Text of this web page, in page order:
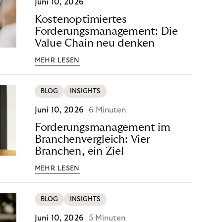
Juni 10, 2026
Kostenoptimiertes
Forderungsmanagement: Die
Value Chain neu denken
MEHR LESEN
BLOG INSIGHTS
Juni 10, 2026 6 Minuten
Forderungsmanagement im
Branchenvergleich: Vier
Branchen, ein Ziel
MEHR LESEN
BLOG INSIGHTS
Juni 10, 2026 5 Minuten